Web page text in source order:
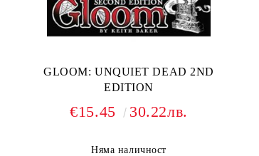
GLOOM: UNQUIET DEAD 2ND
EDITION
€15.45 30.22лв.
Няма наличност